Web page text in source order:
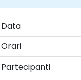
Data
Orari
Partecipanti